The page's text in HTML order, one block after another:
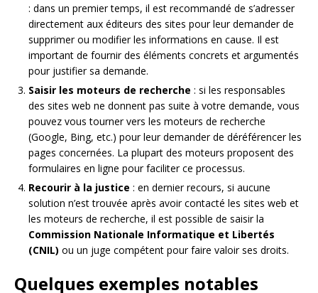
: dans un premier temps, il est recommandé de s’adresser
directement aux éditeurs des sites pour leur demander de
supprimer ou modifier les informations en cause. Il est
important de fournir des éléments concrets et argumentés
pour justifier sa demande.
Saisir les moteurs de recherche : si les responsables
des sites web ne donnent pas suite à votre demande, vous
pouvez vous tourner vers les moteurs de recherche
(Google, Bing, etc.) pour leur demander de déréférencer les
pages concernées. La plupart des moteurs proposent des
formulaires en ligne pour faciliter ce processus.
Recourir à la justice : en dernier recours, si aucune
solution n’est trouvée après avoir contacté les sites web et
les moteurs de recherche, il est possible de saisir la
Commission Nationale Informatique et Libertés
(CNIL) ou un juge compétent pour faire valoir ses droits.
Quelques exemples notables